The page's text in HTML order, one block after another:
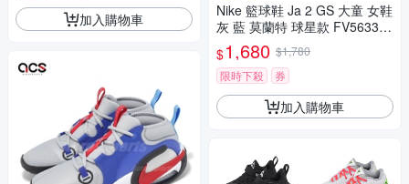
加入購物車
Nike 籃球鞋 Ja 2 GS 大童 女鞋
灰 藍 莫蘭特 球星款 FV5633-0
03
$1,680 $1,780
限時下殺
券
加入購物車